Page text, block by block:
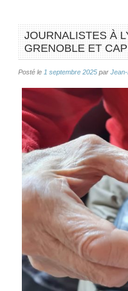
JOURNALISTES À
GRENOBLE ET
Posté le 1 septembre 2025 par